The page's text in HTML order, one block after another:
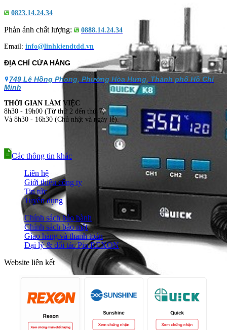
0823.14.24.34
Phản ánh chất lượng: 0888.14.24.34
Email: info@linhkiendtdd.vn
ĐỊA CHỈ CỬA HÀNG
749 Lê Hồng Phong, Phường Hòa Hưng, Thành phố Hồ Chí
Minh
THỜI GIAN LÀM VIỆC
8h30 - 19h00 (Từ thứ 2 đến thứ 7)
Và 8h30 - 16h30 (Chủ nhật và ngày lễ).
Các thông tin khác
Liên hệ
Giới thiệu công ty
Tin tức
Tuyển dụng
Chính sách bảo hành
Chính sách bảo mật
Giao hàng và thanh toán
Đại lý & đối tác Pin REXON
Website liên kết